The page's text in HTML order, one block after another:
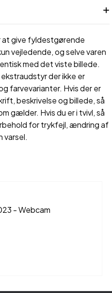
at give fyldestgørende
vejledende, og selve varen
med det viste billede.
der ikke er
farvevarianter. Hvis der er
beskrivelse og billede, så
gælder. Hvis du er i tvivl, så
for trykfejl, ændring af
varsel.